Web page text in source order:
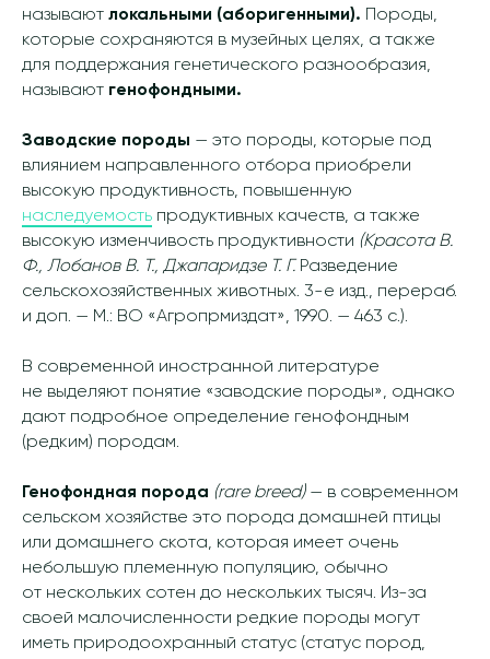
называют локальными (аборигенными).
Породы,
которые сохраняются в музейных целях, а также
для поддержания генетического разнообразия,
называют генофондными.
Заводские породы — это породы, которые под
влиянием направленного отбора приобрели
высокую продуктивность, повышенную
наследуемость продуктивных качеств, а также
высокую изменчивость продуктивности (Красота В.
Ф., Лобанов В. Т., Джапаридзе Т. Г. Разведение
сельскохозяйственных животных. 3-е изд., перераб.
и доп. — М.: ВО «Агропрмиздат», 1990. — 463 с.).
В современной иностранной литературе
не выделяют понятие «заводские породы», однако
дают подробное определение генофондным
(редким) породам.
Генофондная порода (rare breed)— в современном
сельском хозяйстве это порода домашней птицы
или домашнего скота, которая имеет очень
небольшую племенную популяцию, обычно
от нескольких сотен до нескольких тысяч. Из-за
своей малочисленности редкие породы могут
иметь природоохранный статус (статус пород,